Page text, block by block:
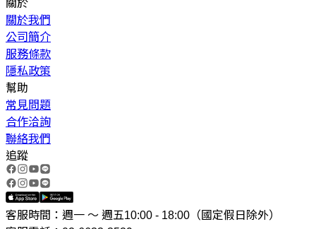
關於
關於我們
公司簡介
服務條款
隱私政策
幫助
常見問題
合作洽詢
聯絡我們
追蹤
客服時間：週一 ～ 週五10:00 - 18:00（國定假日除外）